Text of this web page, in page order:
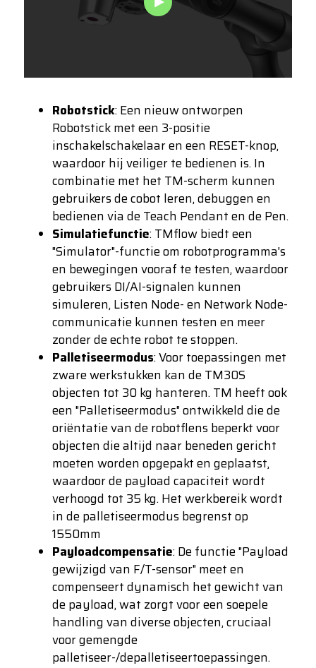
Robotstick: Een nieuw ontworpen
Robotstick met een 3-positie
inschakelschakelaar en een RESET-knop,
waardoor hij veiliger te bedienen is. In
combinatie met het TM-scherm kunnen
gebruikers de cobot leren, debuggen en
bedienen via de Teach Pendant en de Pen.
Simulatiefunctie: TMflow biedt een
"Simulator"-functie om robotprogramma's
en bewegingen vooraf te testen, waardoor
gebruikers DI/AI-signalen kunnen
simuleren, Listen Node- en Network Node-
communicatie kunnen testen en meer
zonder de echte robot te stoppen.
Palletiseermodus: Voor toepassingen met
zware werkstukken kan de TM30S
objecten tot 30 kg hanteren. TM heeft ook
een "Palletiseermodus" ontwikkeld die de
oriëntatie van de robotflens beperkt voor
objecten die altijd naar beneden gericht
moeten worden opgepakt en geplaatst,
waardoor de payload capaciteit wordt
verhoogd tot 35 kg. Het werkbereik wordt
in de palletiseermodus begrenst op
1550mm
Payloadcompensatie: De functie "Payload
gewijzigd van F/T-sensor" meet en
compenseert dynamisch het gewicht van
de payload, wat zorgt voor een soepele
handling van diverse objecten, cruciaal
voor gemengde
palletiseer-/depalletiseertoepassingen.